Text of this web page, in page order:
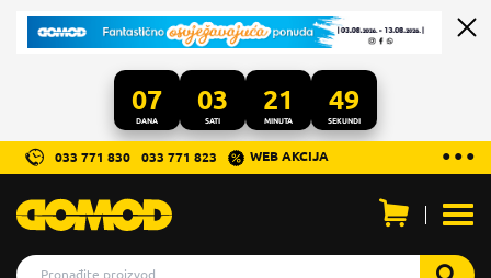
07
DANA
03
SATI
21
MINUTA
48
SEKUNDI
...
● ● ●
033 771 830 033 771 823 WEB AKCIJA